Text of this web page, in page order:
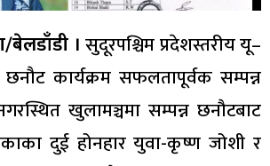
बेलडाँडी । सुदूरपश्चिम प्रदेशस्तरीय यू–
कार्यक्रम सफलतापूर्वक सम्पन्न
खुलामञ्चमा सम्पन्न छनौटबाट
दुई होनहार युवा-कृष्ण जोशी र